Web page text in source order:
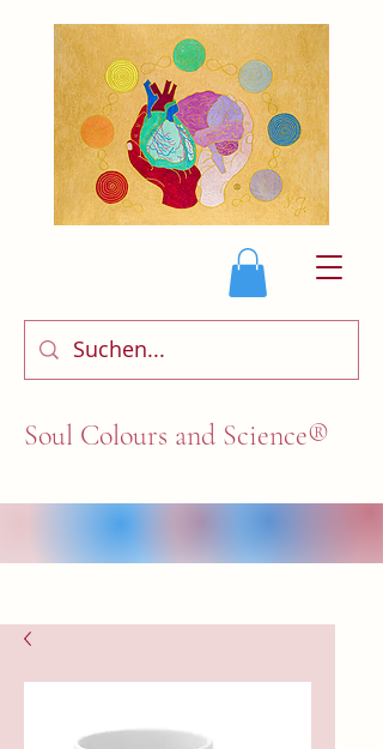
Soul Colours and Science®